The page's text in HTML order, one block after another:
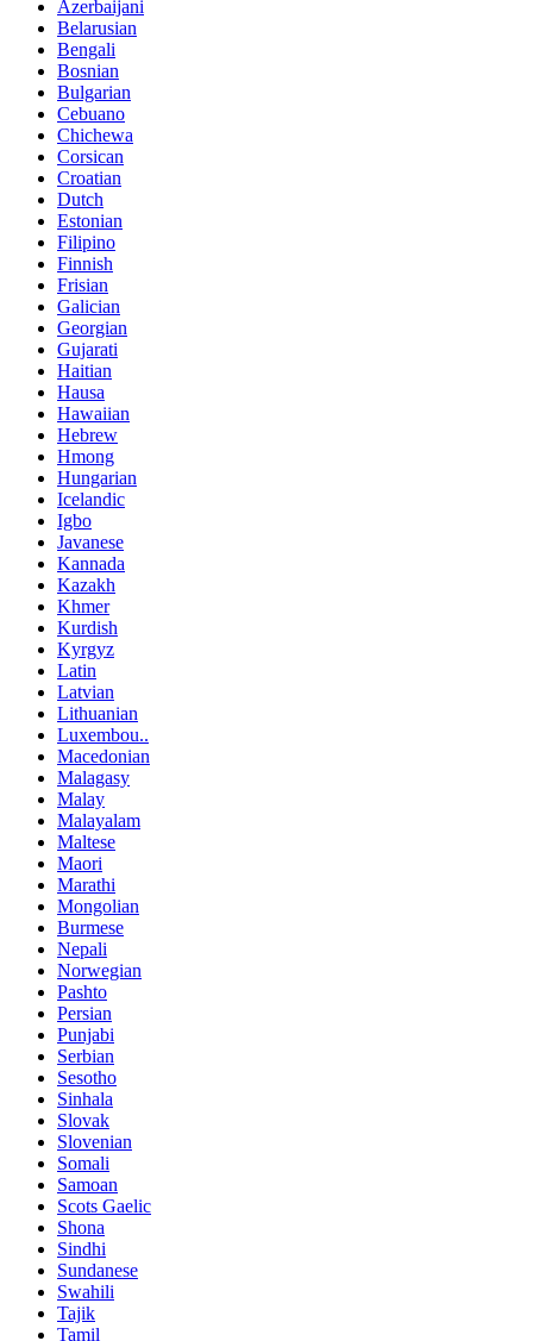
Azerbaijani
Belarusian
Bengali
Bosnian
Bulgarian
Cebuano
Chichewa
Corsican
Croatian
Dutch
Estonian
Filipino
Finnish
Frisian
Galician
Georgian
Gujarati
Haitian
Hausa
Hawaiian
Hebrew
Hmong
Hungarian
Icelandic
Igbo
Javanese
Kannada
Kazakh
Khmer
Kurdish
Kyrgyz
Latin
Latvian
Lithuanian
Luxembou..
Macedonian
Malagasy
Malay
Malayalam
Maltese
Maori
Marathi
Mongolian
Burmese
Nepali
Norwegian
Pashto
Persian
Punjabi
Serbian
Sesotho
Sinhala
Slovak
Slovenian
Somali
Samoan
Scots Gaelic
Shona
Sindhi
Sundanese
Swahili
Tajik
Tamil